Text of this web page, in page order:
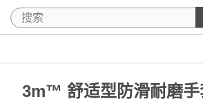
3m™ 舒适型防滑耐磨手